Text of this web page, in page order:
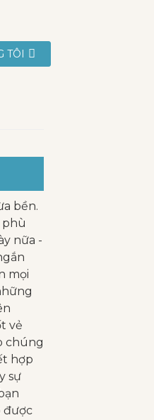
TÔI
bền.
phù
nữa -
mọi
vẻ
chúng
hợp
sự
được